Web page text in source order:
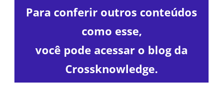
Para conferir outros conteúdos
como esse,
você pode acessar o blog da
Crossknowledge.